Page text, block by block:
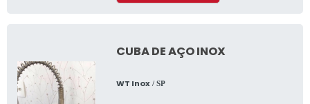
CUBA DE AÇO INOX
WT Inox/ SP